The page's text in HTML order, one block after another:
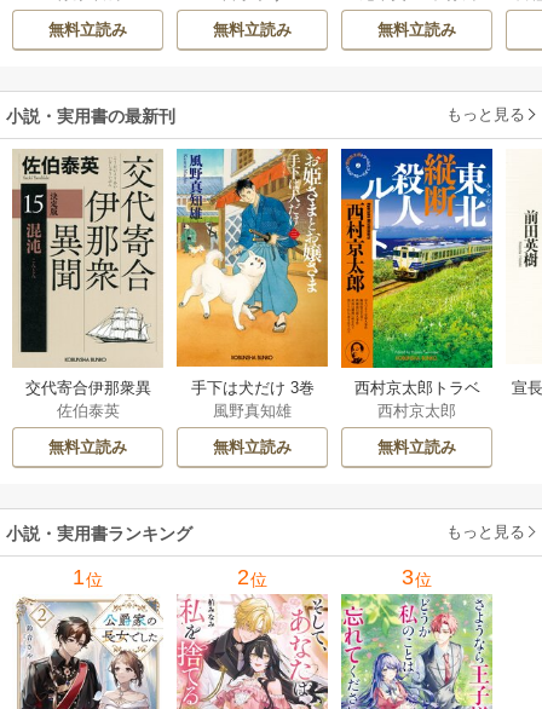
無料立読み
無料立読み
雛宮蝶鼠とりかえ
伝～
希
/ ゆき哉
無料立読み
小説・実用書の最新刊 もっと見る
交代寄合伊那衆異
聞 15巻
佐伯泰英
無料立読み
手下は犬だけ 3巻
風野真知雄
無料立読み
西村京太郎トラベ
ルミステリー・セ
レクション 2巻
西村京太郎
無料立読み
宣
小説・実用書ランキング もっと見る
1位 2位 3位